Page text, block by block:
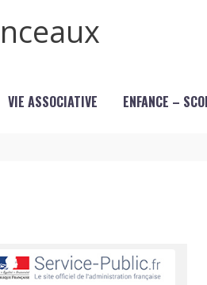
VIE ASSOCIATIVE ENFANCE –